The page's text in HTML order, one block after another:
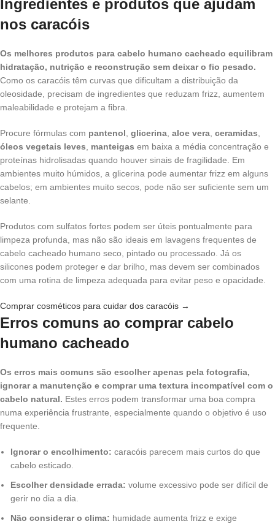
Ingredientes e produtos que ajudam
nos caracóis
Os melhores produtos para cabelo humano cacheado equilibram
hidratação, nutrição e reconstrução sem deixar o fio pesado.
Como os caracóis têm curvas que dificultam a distribuição da
oleosidade, precisam de ingredientes que reduzam frizz, aumentem
maleabilidade e protejam a fibra.
Procure fórmulas com pantenol, glicerina, aloe vera, ceramidas,
óleos vegetais leves, manteigas em baixa a média concentração e
proteínas hidrolisadas quando houver sinais de fragilidade. Em
ambientes muito húmidos, a glicerina pode aumentar frizz em alguns
cabelos; em ambientes muito secos, pode não ser suficiente sem um
selante.
Produtos com sulfatos fortes podem ser úteis pontualmente para
limpeza profunda, mas não são ideais em lavagens frequentes de
cabelo cacheado humano seco, pintado ou processado. Já os
silicones podem proteger e dar brilho, mas devem ser combinados
com uma rotina de limpeza adequada para evitar peso e opacidade.
Comprar cosméticos para cuidar dos caracóis →
Erros comuns ao comprar cabelo
humano cacheado
Os erros mais comuns são escolher apenas pela fotografia,
ignorar a manutenção e comprar uma textura incompatível com o
cabelo natural. Estes erros podem transformar uma boa compra
numa experiência frustrante, especialmente quando o objetivo é uso
frequente.
Ignorar o encolhimento: caracóis parecem mais curtos do que
cabelo esticado.
Escolher densidade errada: volume excessivo pode ser difícil de
gerir no dia a dia.
Não considerar o clima: humidade aumenta frizz e exige